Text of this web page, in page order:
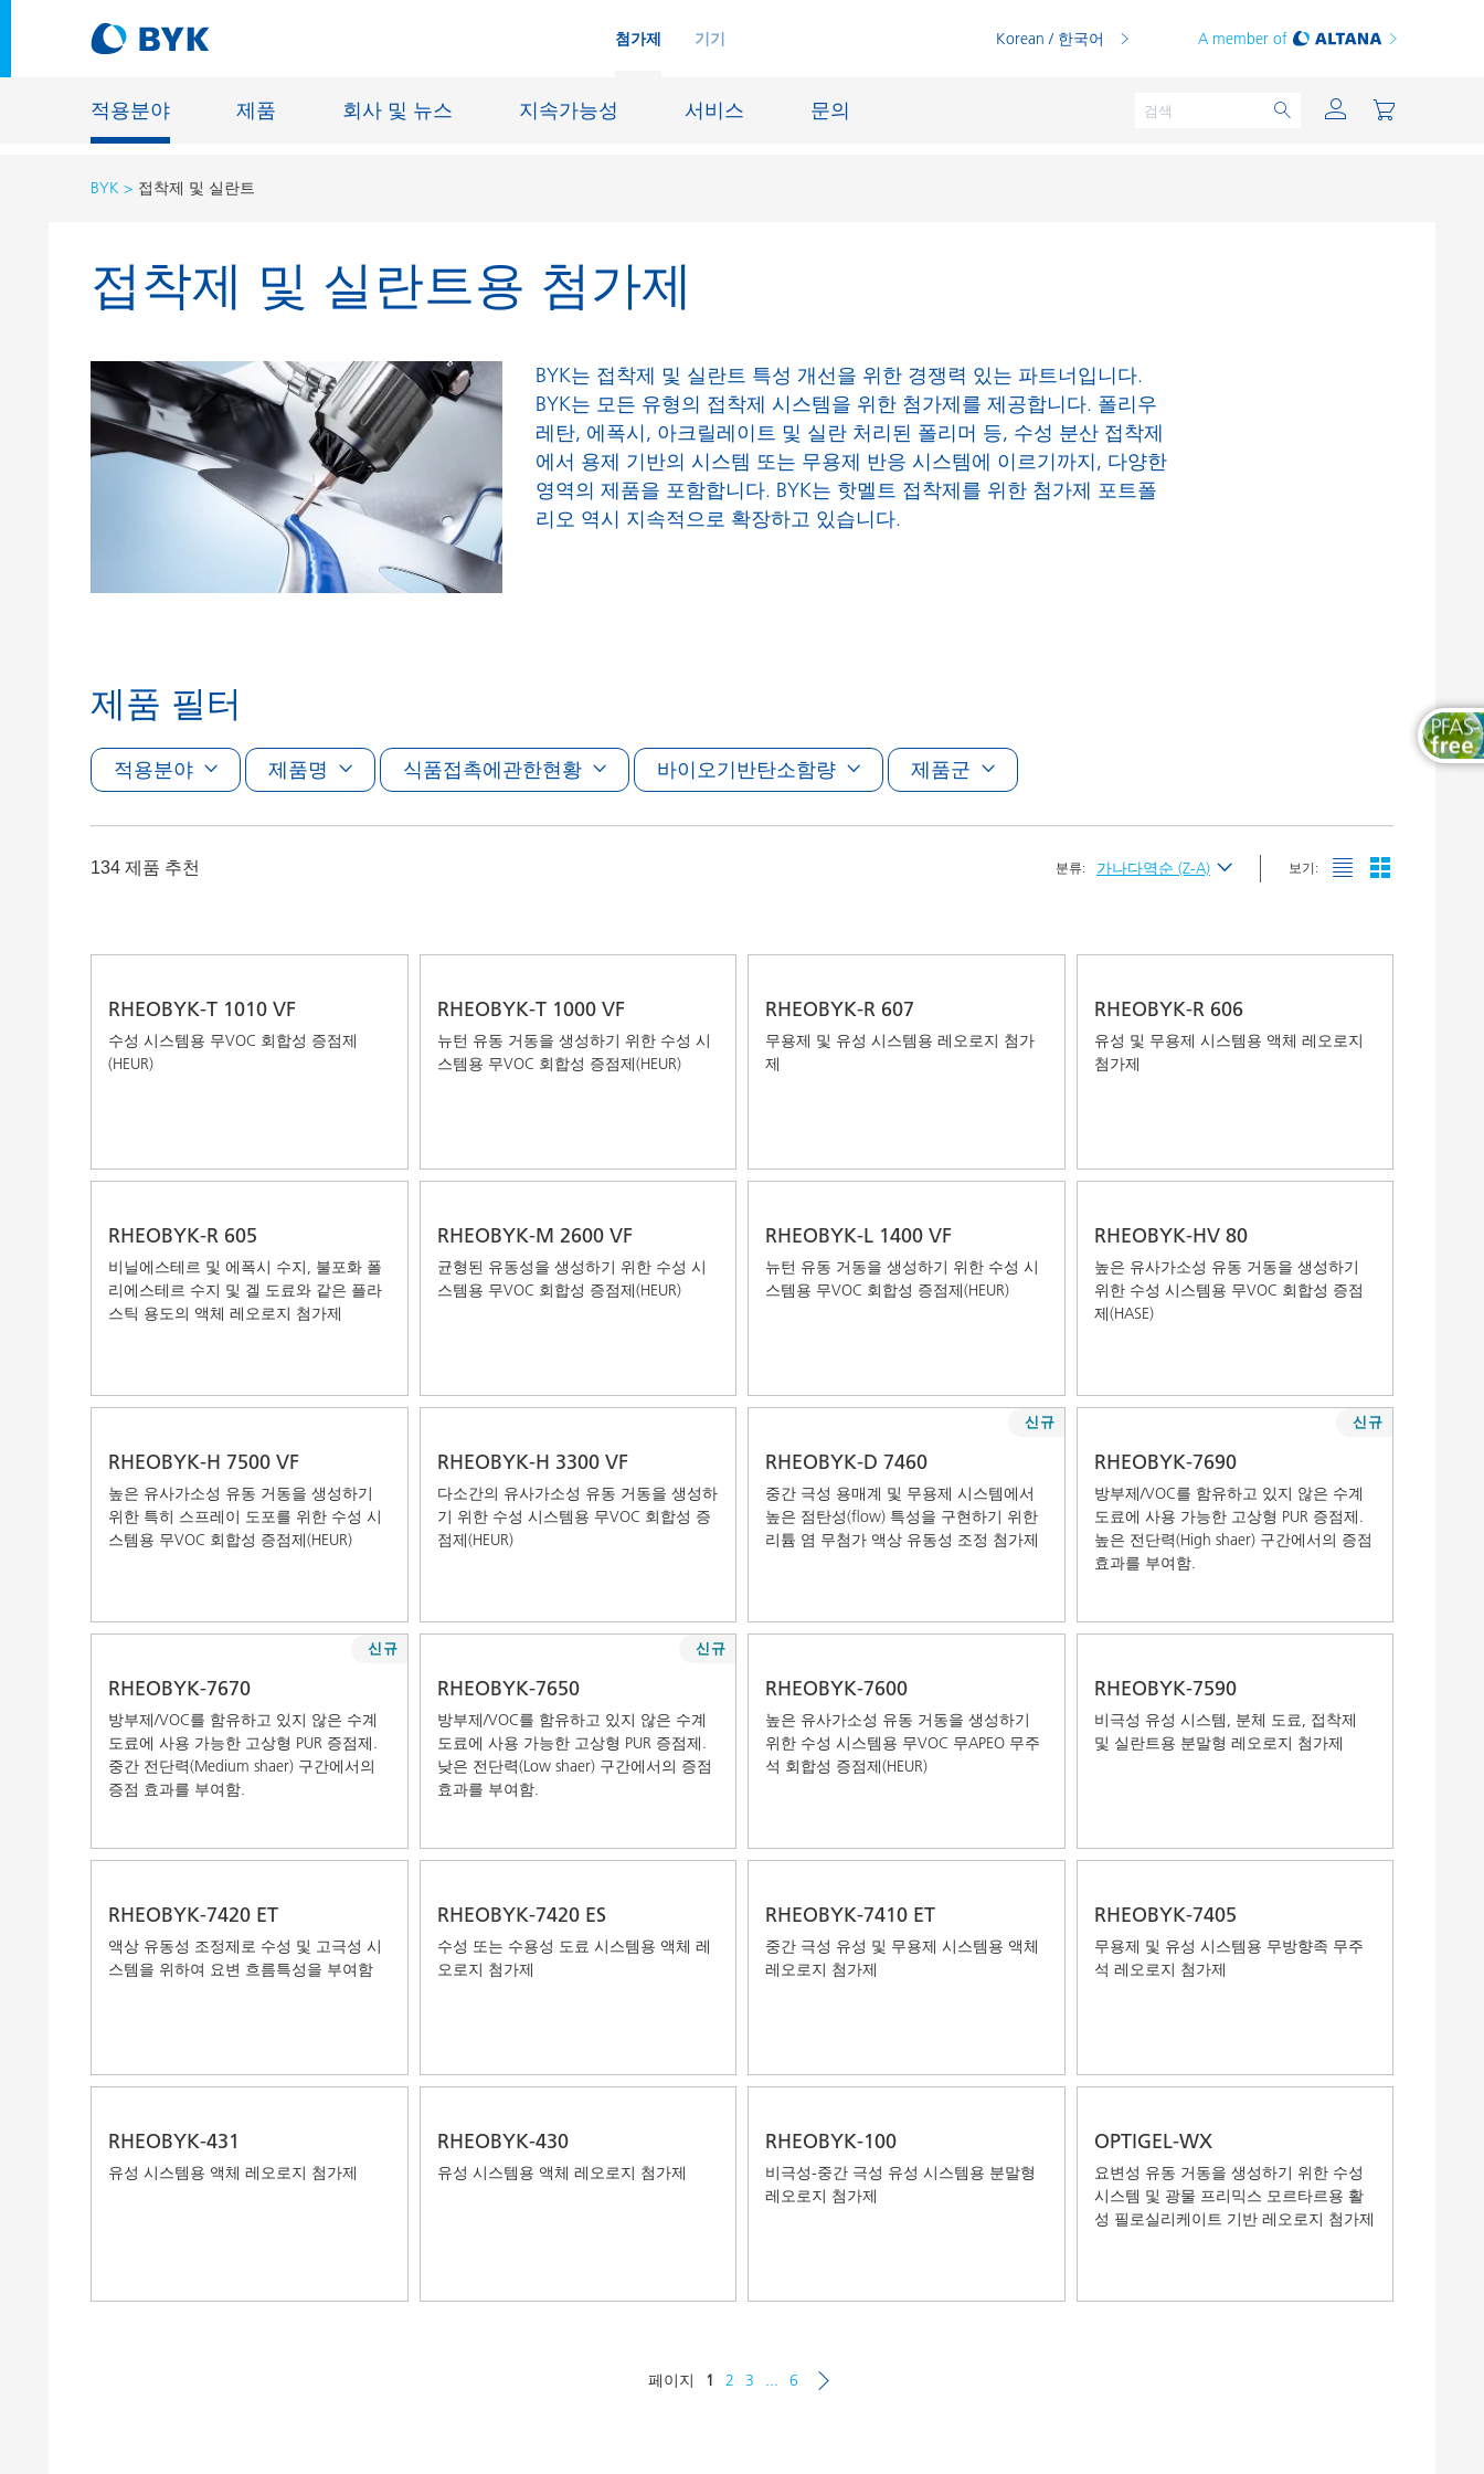
첨가제 기기 Korean / 한국어 A member of
적용분야 제품 회사 및 뉴스 지속가능성 서비스 문의
적용분야에 따른 제품 추천
적용분야에 따른 제품 추천
접착제 및 실란트
자동차 OEM 도료
자동차 보수용 도료
Clay 촉매(Clay Catalyst)
건축물용 화학재료
에너지 저장시스템
바닥재용 도료
주물 및 내화물
홈 케어 및 I&I(산업용 및 기관, 보호시설용
선박 및 중방식용 도료
Oil & Gas 분야
종이 코팅
퍼스널 케어
PVC 플라스티졸
열가소성 수지
열경화성 수지
BYK 접착제 및 실란트
접착제 및 실란트용 첨가제
BYK는 접착제 및 실란트 특성 개선을 위한 경쟁력 있는 파트너입니다.
BYK는 모든 유형의 접착제 시스템을 위한 첨가제를 제공합니다. 폴리우
레탄, 에폭시, 아크릴레이트 및 실란 처리된 폴리머 등, 수성 분산 접착제
에서 용제 기반의 시스템 또는 무용제 반응 시스템에 이르기까지, 다양한
영역의 제품을 포함합니다. BYK는 핫멜트 접착제를 위한 첨가제 포트폴
리오 역시 지속적으로 확장하고 있습니다.
제품 필터
적용분야 제품명 식품접촉에관한현황 바이오기반탄소함량 제품군
134 제품 추천 분류: 가나다역순 (Z-A) 보기:
RHEOBYK-T 1010 VF
수성 시스템용 무VOC 회합성 증점제
(HEUR)
RHEOBYK-T 1000 VF
뉴턴 유동 거동을 생성하기 위한 수성 시
스템용 무VOC 회합성 증점제(HEUR)
RHEOBYK-R 607
무용제 및 유성 시스템용 레오로지 첨가
제
RHEOBYK-R 606
유성 및 무용제 시스템용 액체 레오로지
첨가제
RHEOBYK-R 605
비닐에스테르 및 에폭시 수지, 불포화 폴
리에스테르 수지 및 겔 도료와 같은 플라
스틱 용도의 액체 레오로지 첨가제
RHEOBYK-M 2600 VF
균형된 유동성을 생성하기 위한 수성 시
스템용 무VOC 회합성 증점제(HEUR)
RHEOBYK-L 1400 VF
뉴턴 유동 거동을 생성하기 위한 수성 시
스템용 무VOC 회합성 증점제(HEUR)
RHEOBYK-HV 80
높은 유사가소성 유동 거동을 생성하기
위한 수성 시스템용 무VOC 회합성 증점
제(HASE)
RHEOBYK-H 7500 VF
높은 유사가소성 유동 거동을 생성하기
위한 특히 스프레이 도포를 위한 수성 시
스템용 무VOC 회합성 증점제(HEUR)
RHEOBYK-H 3300 VF
다소간의 유사가소성 유동 거동을 생성하
기 위한 수성 시스템용 무VOC 회합성 증
점제(HEUR)
RHEOBYK-D 7460
중간 극성 용매계 및 무용제 시스템에서
높은 점탄성(flow) 특성을 구현하기 위한
리튬 염 무첨가 액상 유동성 조정 첨가제
신규
RHEOBYK-7690
방부제/VOC를 함유하고 있지 않은 수계
도료에 사용 가능한 고상형 PUR 증점제.
높은 전단력(High shaer) 구간에서의 증점
효과를 부여함.
신규
RHEOBYK-7670
방부제/VOC를 함유하고 있지 않은 수계
도료에 사용 가능한 고상형 PUR 증점제.
중간 전단력(Medium shaer) 구간에서의
증점 효과를 부여함.
신규
RHEOBYK-7650
방부제/VOC를 함유하고 있지 않은 수계
도료에 사용 가능한 고상형 PUR 증점제.
낮은 전단력(Low shaer) 구간에서의 증점
효과를 부여함.
신규
RHEOBYK-7600
높은 유사가소성 유동 거동을 생성하기
위한 수성 시스템용 무VOC 무APEO 무주
석 회합성 증점제(HEUR)
RHEOBYK-7590
비극성 유성 시스템, 분체 도료, 접착제
및 실란트용 분말형 레오로지 첨가제
RHEOBYK-7420 ET
액상 유동성 조정제로 수성 및 고극성 시
스템을 위하여 요변 흐름특성을 부여함
RHEOBYK-7420 ES
수성 또는 수용성 도료 시스템용 액체 레
오로지 첨가제
RHEOBYK-7410 ET
중간 극성 유성 및 무용제 시스템용 액체
레오로지 첨가제
RHEOBYK-7405
무용제 및 유성 시스템용 무방향족 무주
석 레오로지 첨가제
RHEOBYK-431
유성 시스템용 액체 레오로지 첨가제
RHEOBYK-430
유성 시스템용 액체 레오로지 첨가제
RHEOBYK-100
비극성-중간 극성 유성 시스템용 분말형
레오로지 첨가제
OPTIGEL-WX
요변성 유동 거동을 생성하기 위한 수성
시스템 및 광물 프리믹스 모르타르용 활
성 필로실리케이트 기반 레오로지 첨가제
페이지 1 2 3 ... 6